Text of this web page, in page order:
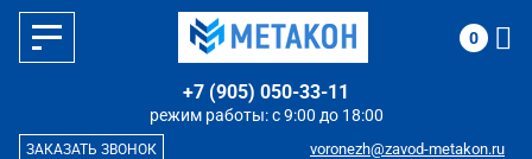
режим работы: с 9:00 до 18:00
+7 (905) 050-33-11
voronezh@zavod-metakon.ru
ЗАКАЗАТЬ ЗВОНОК
0